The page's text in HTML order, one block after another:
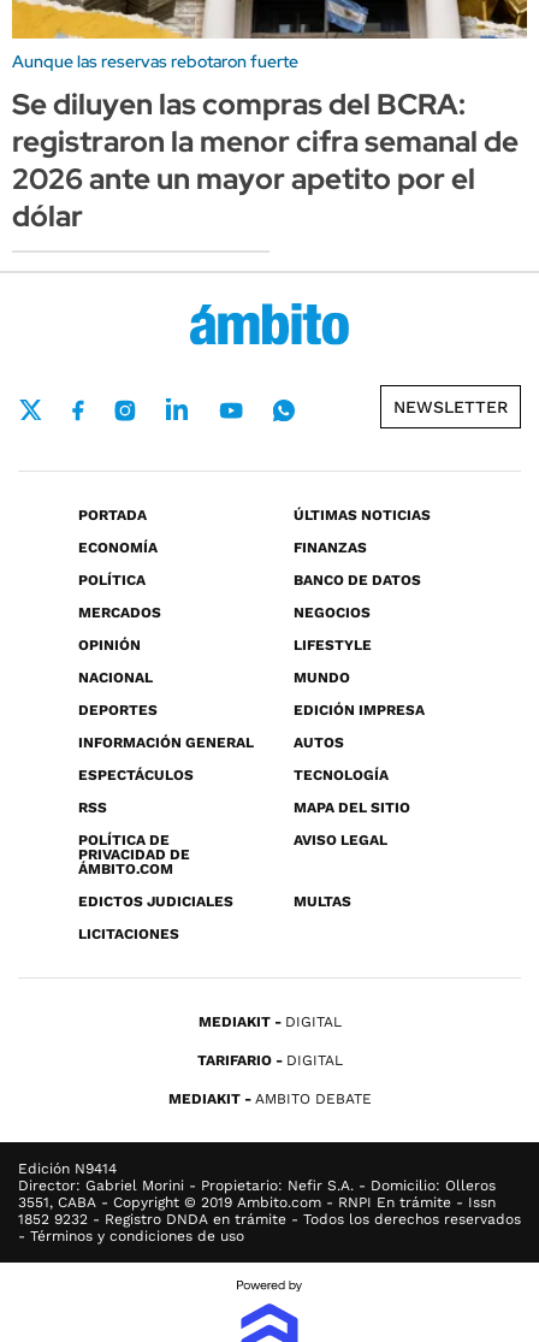
Aunque las reservas rebotaron fuerte
Se diluyen las compras del BCRA:
registraron la menor cifra semanal de
2026 ante un mayor apetito por el
dólar
NEWSLETTER
PORTADA
ÚLTIMAS NOTICIAS
ECONOMÍA
FINANZAS
POLÍTICA
BANCO DE DATOS
MERCADOS
NEGOCIOS
OPINIÓN
LIFESTYLE
NACIONAL
MUNDO
DEPORTES
EDICIÓN IMPRESA
INFORMACIÓN GENERAL
AUTOS
ESPECTÁCULOS
TECNOLOGÍA
RSS
MAPA DEL SITIO
POLÍTICA DE
PRIVACIDAD DE
ÁMBITO.COM
AVISO LEGAL
EDICTOS JUDICIALES
MULTAS
LICITACIONES
MEDIAKIT DIGITAL
TARIFARIO DIGITAL
MEDIAKIT AMBITO DEBATE
Edición N9414
Director: Gabriel Morini - Propietario: Nefir S.A. - Domicilio: Olleros
3551, CABA - Copyright © 2019 Ambito.com - RNPI En trámite - Issn
1852 9232 - Registro DNDA en trámite - Todos los derechos reservados
- Términos y condiciones de uso